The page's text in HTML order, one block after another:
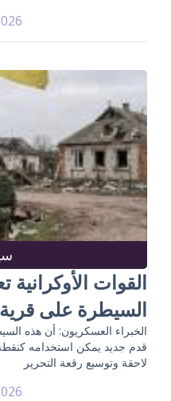
القوات الأوكرانية
السيطرة على
الخبراء العسكريون: أن هذه
قدم جديد يمكن استخدامه
لاحقة وتوسيع رقعة التحرير